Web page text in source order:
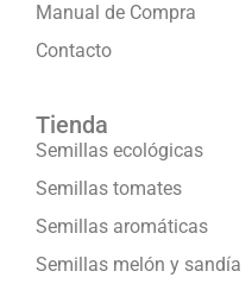
Manual de Compra
Contacto
Tienda
Semillas ecológicas
Semillas tomates
Semillas aromáticas
Semillas melón y sandía